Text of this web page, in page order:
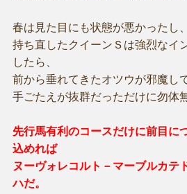
春は見た目にも状態が悪かったし、
持ち直したクイーンＳは強烈なイ
したら、
前から垂れてきたオツウが邪魔し
手ごたえが抜群だっただけに勿体
先行馬有利のコースだけに前目に
込めれば
ヌーヴォレコルト－マーブルカテ
ハだ。